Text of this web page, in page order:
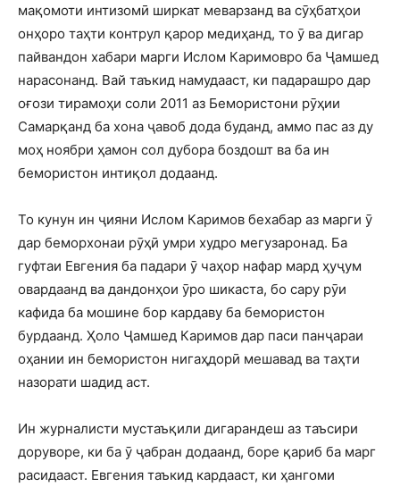
мақомоти интизомӣ ширкат меварзанд ва сӯҳбатҳои
онҳоро таҳти контрул қарор медиҳанд, то ӯ ва дигар
пайвандон хабари марги Ислом Каримовро ба Ҷамшед
нарасонанд. Вай таъкид намудааст, ки падарашро дар
оғози тирамоҳи соли 2011 аз Бемористони рӯҳии
Самарқанд ба хона ҷавоб дода буданд, аммо пас аз ду
моҳ ноябри ҳамон сол дубора боздошт ва ба ин
бемористон интиқол додаанд.
То кунун ин ҷияни Ислом Каримов бехабар аз марги ӯ
дар беморхонаи рӯҳӣ умри худро мегузаронад. Ба
гуфтаи Евгения ба падари ӯ чаҳор нафар мард ҳуҷум
овардаанд ва дандонҳои ӯро шикаста, бо сару рӯи
кафида ба мошине бор кардаву ба бемористон
бурдаанд. Ҳоло Ҷамшед Каримов дар паси панҷараи
оҳании ин бемористон нигаҳдорӣ мешавад ва таҳти
назорати шадид аст.
Ин журналисти мустаъқили дигарандеш аз таъсири
доруворе, ки ба ӯ ҷабран додаанд, боре қариб ба марг
расидааст. Евгения таъкид кардааст, ки ҳангоми